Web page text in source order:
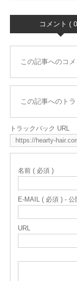
コメント (
この記事へのコ
この記事へのト
トラックバック URL
名前 ( 必須 )
E-MAIL ( 必須 ) -
URL